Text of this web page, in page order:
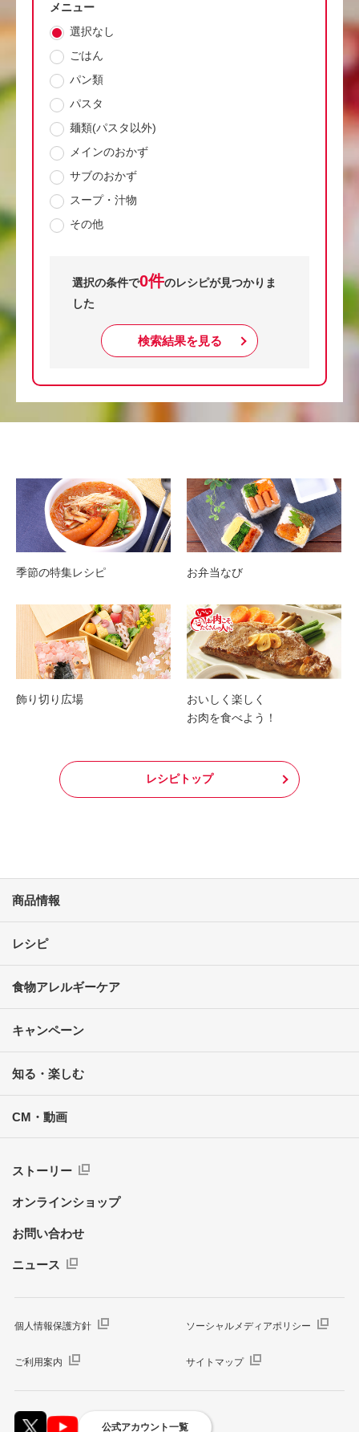
メニュー
選択なし
ごはん
パン類
パスタ
麺類(パスタ以外)
メインのおかず
サブのおかず
スープ・汁物
その他
選択の条件で0件のレシピが見つかりま
した
検索結果を見る
季節の特集レシピ お弁当なび
飾り切り広場
おいしく楽しく
お肉を食べよう！
レシピトップ
商品情報
レシピ
食物アレルギーケア
キャンペーン
知る・楽しむ
CM・動画
ストーリー
オンラインショップ
お問い合わせ
ニュース
個人情報保護方針 ソーシャルメディアポリシー
ご利用案内 サイトマップ
公式アカウント一覧